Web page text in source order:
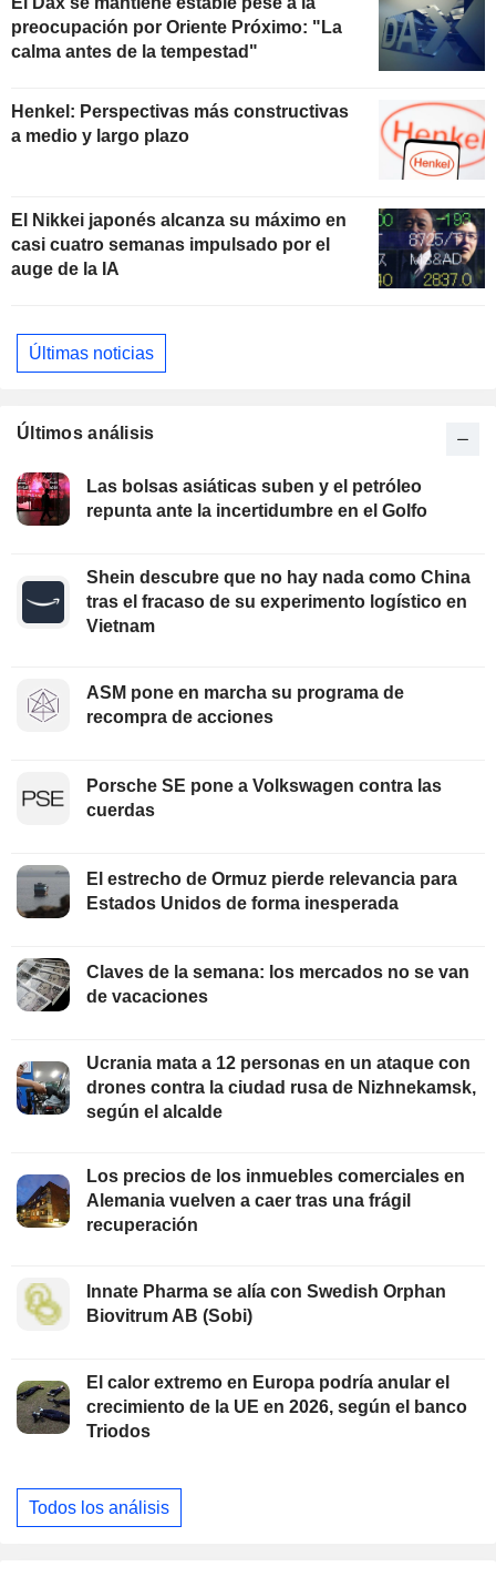
preocupación por Oriente Próximo: "La
calma antes de la tempestad"
Henkel: Perspectivas más constructivas
a medio y largo plazo
El Nikkei japonés alcanza su máximo en
casi cuatro semanas impulsado por el
auge de la IA
Últimas noticias
Últimos análisis
Las bolsas asiáticas suben y el petróleo
repunta ante la incertidumbre en el Golfo
Shein descubre que no hay nada como China
tras el fracaso de su experimento logístico en
Vietnam
ASM pone en marcha su programa de
recompra de acciones
Porsche SE pone a Volkswagen contra las
cuerdas
El estrecho de Ormuz pierde relevancia para
Estados Unidos de forma inesperada
Claves de la semana: los mercados no se van
de vacaciones
Ucrania mata a 12 personas en un ataque con
drones contra la ciudad rusa de Nizhnekamsk,
según el alcalde
Los precios de los inmuebles comerciales en
Alemania vuelven a caer tras una frágil
recuperación
Innate Pharma se alía con Swedish Orphan
Biovitrum AB (Sobi)
El calor extremo en Europa podría anular el
crecimiento de la UE en 2026, según el banco
Triodos
Todos los análisis